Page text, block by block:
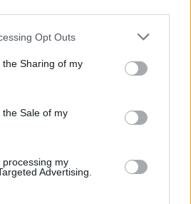
Opt Outs
Sharing of my
Sale of my
my
Advertising.
τα
που
και το